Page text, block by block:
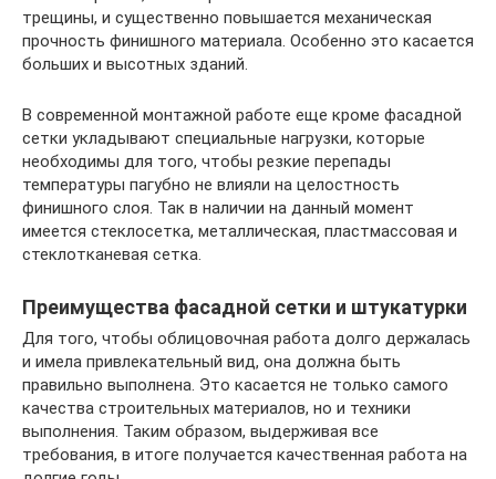
трещины, и существенно повышается механическая
прочность финишного материала. Особенно это касается
больших и высотных зданий.
В современной монтажной работе еще кроме фасадной
сетки укладывают специальные нагрузки, которые
необходимы для того, чтобы резкие перепады
температуры пагубно не влияли на целостность
финишного слоя. Так в наличии на данный момент
имеется стеклосетка, металлическая, пластмассовая и
стеклотканевая сетка.
Преимущества фасадной сетки и штукатурки
Для того, чтобы облицовочная работа долго держалась
и имела привлекательный вид, она должна быть
правильно выполнена. Это касается не только самого
качества строительных материалов, но и техники
выполнения. Таким образом, выдерживая все
требования, в итоге получается качественная работа на